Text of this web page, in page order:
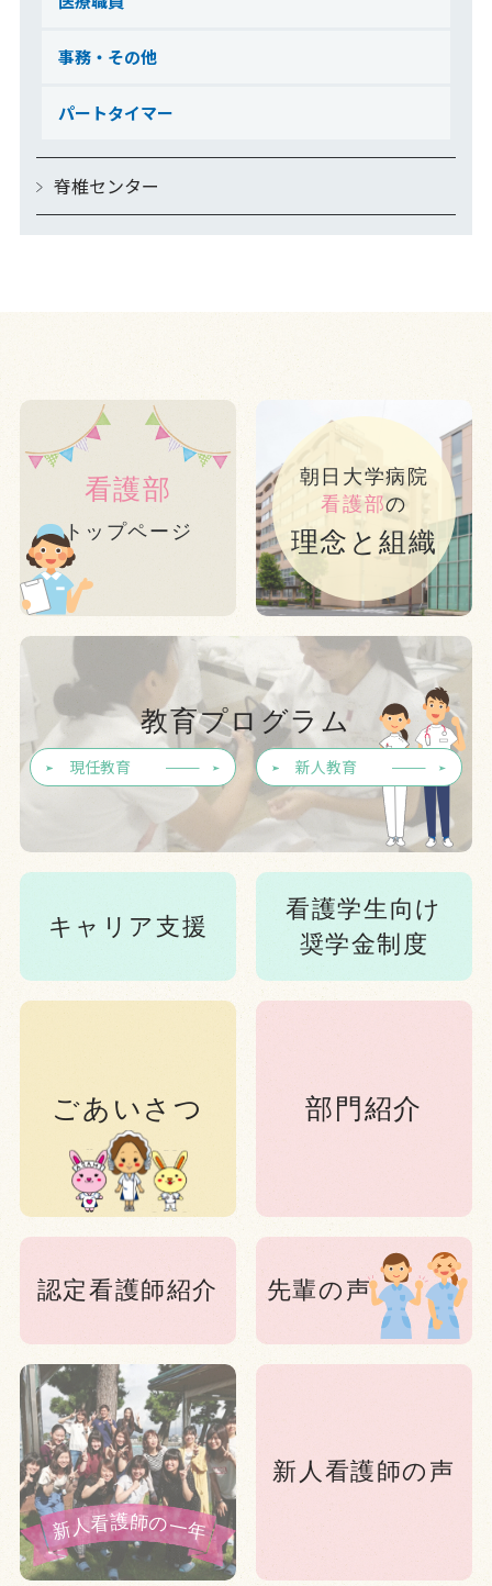
事務・その他
パートタイマー
脊椎センター
看護部
トップページ
朝日大学病院
看護部の
理念と組織
教育プログラム
現任教育 新人教育
キャリア支援
看護学生向け
奨学金制度
ごあいさつ 部門紹介
認定看護師紹介 先輩の声
新人看護師の声